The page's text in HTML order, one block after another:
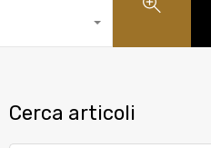
Cerca articoli